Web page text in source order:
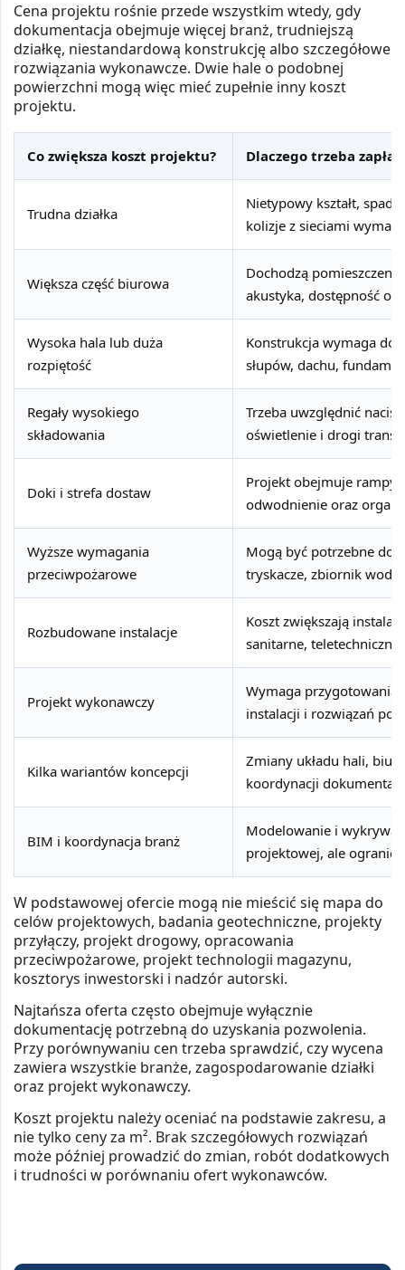
Cena projektu rośnie przede wszystkim wtedy, gdy
dokumentacja obejmuje więcej branż, trudniejszą
działkę, niestandardową konstrukcję albo szczegółowe
rozwiązania wykonawcze. Dwie hale o podobnej
powierzchni mogą więc mieć zupełnie inny koszt
projektu.
Co zwiększa koszt projektu? Dlaczego trzeba
Trudna działka
Nietypowy kształt,
kolizje z sieciami
Większa część biurowa
Dochodzą
akustyka, dostępność
Wysoka hala lub duża
rozpiętość
Konstrukcja wymaga
słupów, dachu,
Regały wysokiego
składowania
Trzeba uwzględnić
oświetlenie i drogi
Doki i strefa dostaw
Projekt obejmuje
odwodnienie oraz
Wyższe wymagania
przeciwpożarowe
Mogą być potrzebne
tryskacze, zbiornik
Rozbudowane instalacje
Koszt zwiększają
sanitarne,
Projekt wykonawczy
Wymaga przygotowania
instalacji i rozwiązań
Kilka wariantów koncepcji
Zmiany układu hali,
koordynacji
BIM i koordynacja branż
Modelowanie i
projektowej, ale
W podstawowej ofercie mogą nie mieścić się mapa do
celów projektowych, badania geotechniczne, projekty
przyłączy, projekt drogowy, opracowania
przeciwpożarowe, projekt technologii magazynu,
kosztorys inwestorski i nadzór autorski.
Najtańsza oferta często obejmuje wyłącznie
dokumentację potrzebną do uzyskania pozwolenia.
Przy porównywaniu cen trzeba sprawdzić, czy wycena
zawiera wszystkie branże, zagospodarowanie działki
oraz projekt wykonawczy.
Koszt projektu należy oceniać na podstawie zakresu, a
nie tylko ceny za m². Brak szczegółowych rozwiązań
może później prowadzić do zmian, robót dodatkowych
i trudności w porównaniu ofert wykonawców.